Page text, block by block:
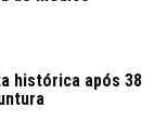
histórica após 38